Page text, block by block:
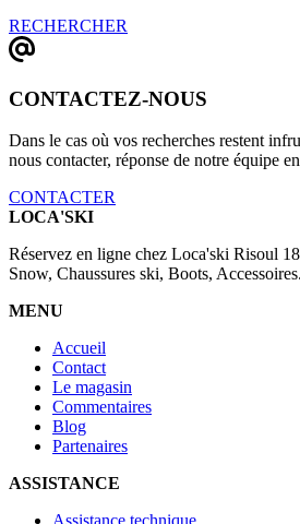
RECHERCHER
CONTACTEZ-NOUS
Dans le cas où vos recherches restent
nous contacter, réponse de notre équipe
CONTACTER
LOCA'SKI
Réservez en ligne chez Loca'ski Risoul
Snow, Chaussures ski, Boots, Accessoires.
MENU
Accueil
Contact
Le magasin
Commentaires
Blog
Partenaires
ASSISTANCE